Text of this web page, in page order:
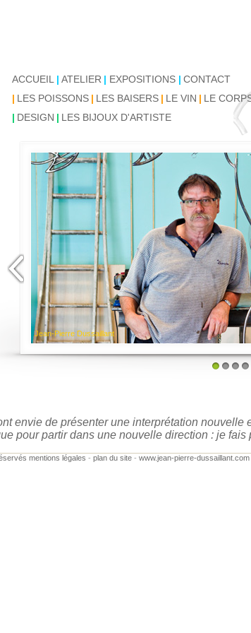
ACCUEIL | ATELIER | EXPOSITIONS| CONTACT
| LES POISSONS | LES BAISERS | LE VIN | LE
| DESIGN | LES BIJOUX D'ARTISTE
mentions légales - plan du site- www.jean-pierre-dussaillant.com
envie de présenter une interprétation nouvelle
pour partir dans une nouvelle direction : je fais
Jean-Pierre Dussaillant